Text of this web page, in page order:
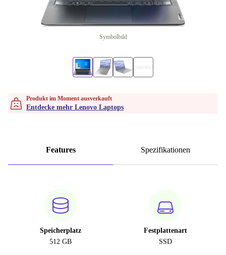
Symbolbild
Produkt im Moment ausverkauft
Entdecke mehr Lenovo Laptops
Features Spezifikationen
Speicherplatz
512 GB
Festplattenart
SSD